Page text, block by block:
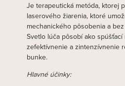
Je terapeutická metóda, ktorej
laserového žiarenia, ktoré
mechanického pôsobenia a
Svetlo lúča pôsobí ako
zefektívnenie a zintenzívnenie
bunke.
Hlavné účinky: